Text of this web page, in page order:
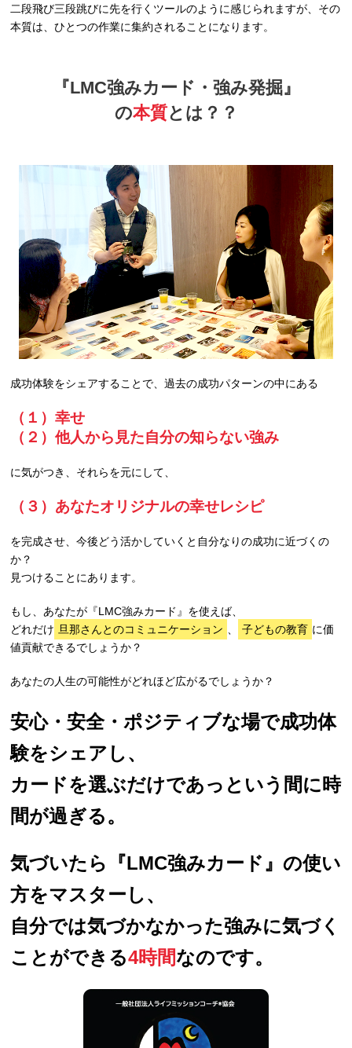
二段飛び三段跳びに先を行くツールのように感じられますが、その
本質は、ひとつの作業に集約されることになります。
『LMC強みカード・強み発掘』
の本質とは？？
成功体験をシェアすることで、過去の成功パターンの中にある
（１）幸せ
（２）他人から見た自分の知らない強み
に気がつき、それらを元にして、
（３）あなたオリジナルの幸せレシピ
を完成させ、今後どう活かしていくと自分なりの成功に近づくの
か？
見つけることにあります。
もし、あなたが『LMC強みカード』を使えば、
どれだけ 旦那さんとのコミュニケーション 、 子どもの教育 に価
値貢献できるでしょうか？
あなたの人生の可能性がどれほど広がるでしょうか？
安心・安全・ポジティブな場で成功体
験をシェアし、
カードを選ぶだけであっという間に時
間が過ぎる。
気づいたら『LMC強みカード』の使い
方をマスターし、
自分では気づかなかった強みに気づく
ことができる4時間なのです。